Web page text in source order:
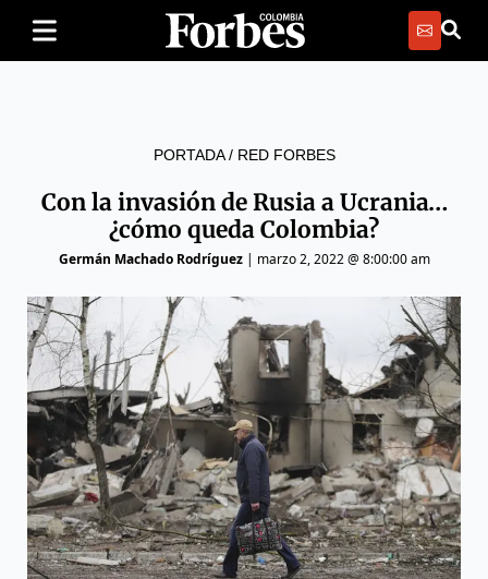
PORTADA/ RED FORBES
Con la invasión de Rusia a Ucrania…
¿cómo queda Colombia?
Germán Machado Rodríguez| marzo 2, 2022 @ 8:00:00 am